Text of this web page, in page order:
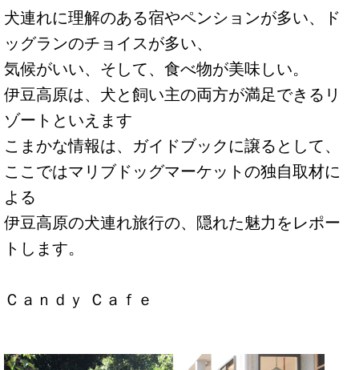
犬連れに理解のある宿やペンションが多い、ド
ッグランのチョイスが多い、
気候がいい、そして、食べ物が美味しい。
伊豆高原は、犬と飼い主の両方が満足できるリ
ゾートといえます
こまかな情報は、ガイドブックに譲るとして、
ここではマリブドッグマーケットの独自取材に
よる
伊豆高原の犬連れ旅行の、隠れた魅力をレポー
トします。
Ｃａｎｄｙ Ｃａｆｅ